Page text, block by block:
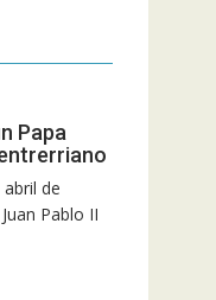
Papa
de
Pablo II